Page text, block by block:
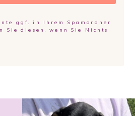
ggf. in Ihrem Spamordner
Sie diesen, wenn Sie Nichts